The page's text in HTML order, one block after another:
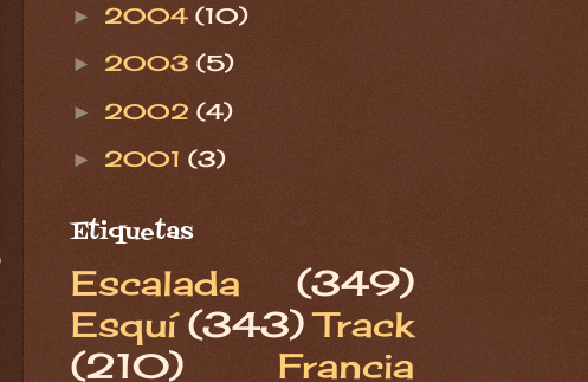
► 2004 (10)
► 2003 (5)
► 2002 (4)
► 2001 (3)
Etiquetas
Escalada
(349)
Esquí (343) Track
(210)
Francia